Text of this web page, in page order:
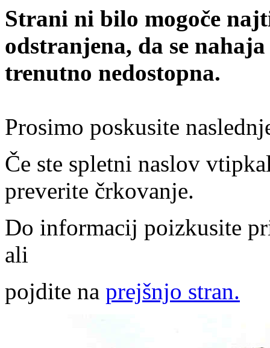
Strani ni bilo mogoče
odstranjena, da se
trenutno nedostopna.
Prosimo poskusite
Če ste spletni naslov
preverite črkovanje.
Do informacij poizkusite
ali
pojdite na prejšnjo stran.